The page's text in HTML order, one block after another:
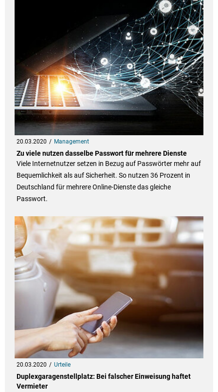
20.03.2020 Management
Zu viele nutzen dasselbe Passwort für mehrere Dienste
Viele Internetnutzer setzen in Bezug auf Passwörter mehr auf
Bequemlichkeit als auf Sicherheit. So nutzen 36 Prozent in
Deutschland für mehrere Online-Dienste das gleiche
Passwort.
20.03.2020 Urteile
Duplexgaragenstellplatz: Bei falscher Einweisung haftet
Vermieter